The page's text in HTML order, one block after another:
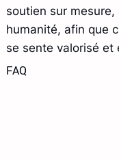
soutien sur
humanité, afin que
se sente valorisé et
FAQ